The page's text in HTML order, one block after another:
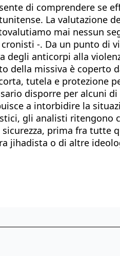
di comprendere se
La valutazione
mai nessun
-. Da un punto di
degli anticorpi alla
della missiva è
tutela e protezione
disporre per alcuni
a intorbidire la
gli analisti ritengono
prima fra
jihadista o di altre